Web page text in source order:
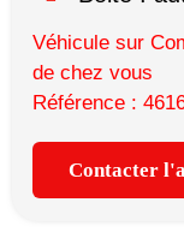
Véhicule sur
de chez vous
Référence :
Contacter